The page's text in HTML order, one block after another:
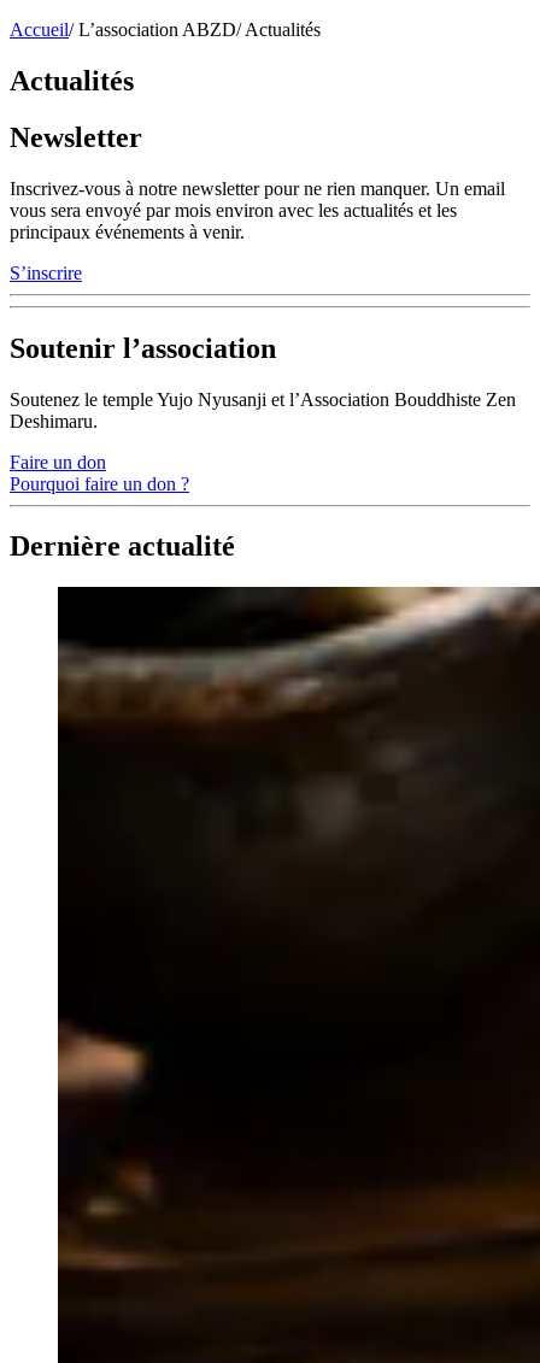
Accueil/ L’association ABZD/ Actualités
Actualités
Newsletter
Inscrivez-vous à notre newsletter pour ne rien manquer. Un email
vous sera envoyé par mois environ avec les actualités et les
principaux événements à venir.
S’inscrire
Soutenir l’association
Soutenez le temple Yujo Nyusanji et l’Association Bouddhiste Zen
Deshimaru.
Faire un don
Pourquoi faire un don ?
Dernière actualité